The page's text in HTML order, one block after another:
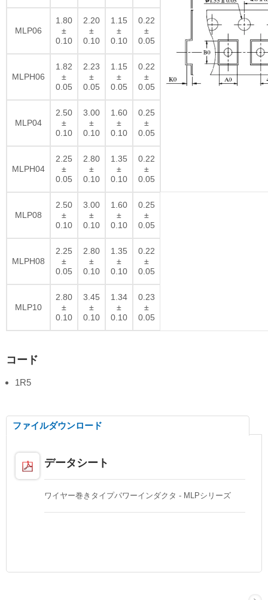
MLP06
1.80
±
0.10
2.20
±
0.10
1.15
±
0.10
0.22
±
0.05
MLPH06
1.82
±
0.05
2.23
±
0.05
1.15
±
0.05
0.22
±
0.05
MLP04
2.50
±
0.10
3.00
±
0.10
1.60
±
0.10
0.25
±
0.05
MLPH04
2.25
±
0.05
2.80
±
0.10
1.35
±
0.10
0.22
±
0.05
MLP08
2.50
±
0.10
3.00
±
0.10
1.60
±
0.10
0.25
±
0.05
MLPH08
2.25
±
0.05
2.80
±
0.10
1.35
±
0.10
0.22
±
0.05
MLP10
2.80
±
0.10
3.45
±
0.10
1.34
±
0.10
0.23
±
0.05
コード
1R5
ファイルダウンロード
データシート
ワイヤー巻きタイプパワーインダクタ - MLPシリーズ